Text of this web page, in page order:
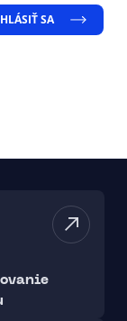
SA